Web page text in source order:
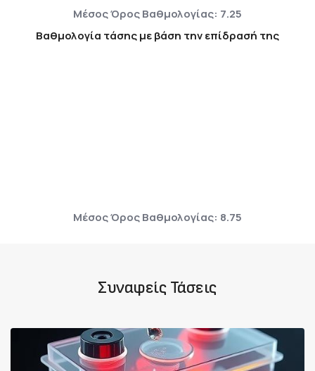
Μέσος Όρος Βαθμολογίας: 7.25
Βαθμολογία τάσης με βάση την επίδρασή της
Μέσος Όρος Βαθμολογίας: 8.75
Συναφείς Τάσεις